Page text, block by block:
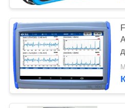
СВЯЖИТЕСЬ
МЫ
СПРОСИТЕ
ЦИТАТУ
покрытий